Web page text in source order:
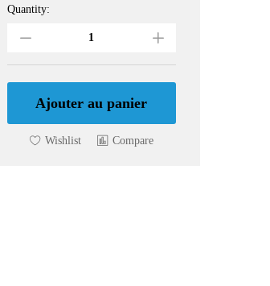
AIR
A
AIR
DIGITALE
5LITRES
Quantity:
Ajouter au panier
Wishlist Compare